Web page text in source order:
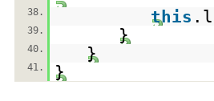
38.
this
39. }
40. }
41. }